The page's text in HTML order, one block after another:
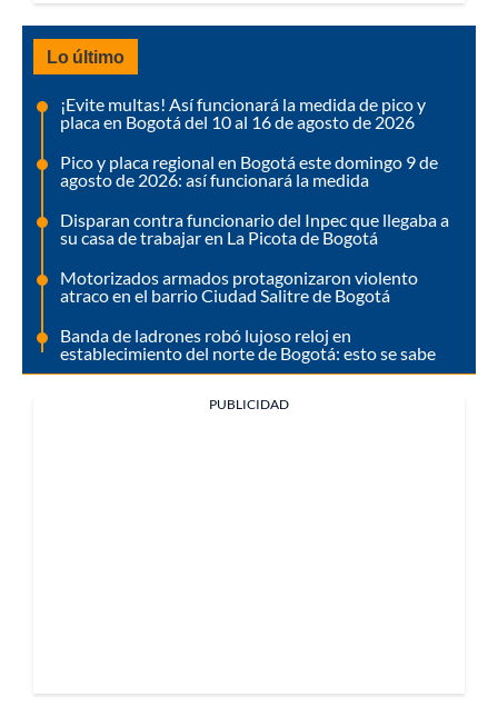
Lo último
¡Evite multas! Así funcionará la medida de pico y
placa en Bogotá del 10 al 16 de agosto de 2026
Pico y placa regional en Bogotá este domingo 9 de
agosto de 2026: así funcionará la medida
Disparan contra funcionario del Inpec que llegaba a
su casa de trabajar en La Picota de Bogotá
Motorizados armados protagonizaron violento
atraco en el barrio Ciudad Salitre de Bogotá
Banda de ladrones robó lujoso reloj en
establecimiento del norte de Bogotá: esto se sabe
PUBLICIDAD